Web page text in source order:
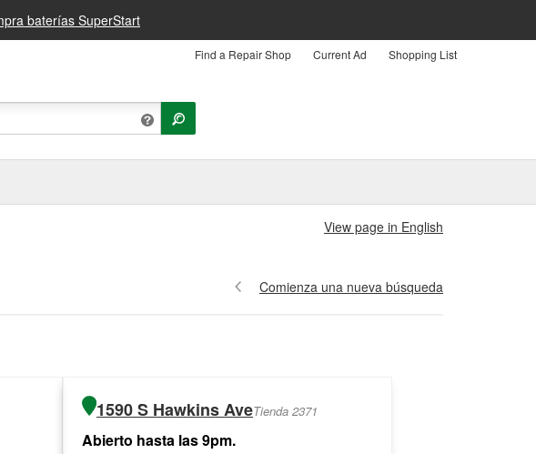
baterías SuperStart
Find a Repair Shop Current Ad Shopping List
View page in English
Comienza una nueva búsqueda
1590 S Hawkins AveTienda 2371
Abierto hasta las 9pm.